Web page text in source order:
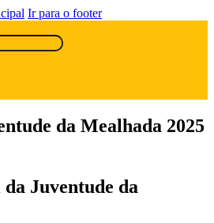
Ir para o footer
da Mealhada 2025
Juventude da